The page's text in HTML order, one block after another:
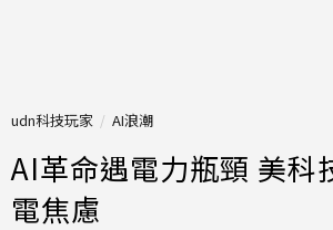
udn科技玩家 AI浪潮
AI革命遇電力瓶頸 美科
電焦慮